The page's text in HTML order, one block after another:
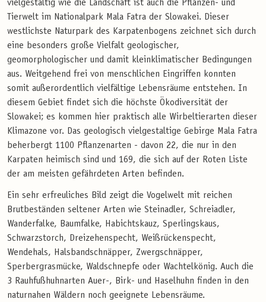
vielgestaltig wie die Landschaft ist auch die Pflanzen- und
Tierwelt im Nationalpark Mala Fatra der Slowakei. Dieser
westlichste Naturpark des Karpatenbogens zeichnet sich durch
eine besonders große Vielfalt geologischer,
geomorphologischer und damit kleinklimatischer Bedingungen
aus. Weitgehend frei von menschlichen Eingriffen konnten
somit außerordentlich vielfältige Lebensräume entstehen. In
diesem Gebiet findet sich die höchste Ökodiversität der
Slowakei; es kommen hier praktisch alle Wirbeltierarten dieser
Klimazone vor. Das geologisch vielgestaltige Gebirge Mala Fatra
beherbergt 1100 Pflanzenarten - davon 22, die nur in den
Karpaten heimisch sind und 169, die sich auf der Roten Liste
der am meisten gefährdeten Arten befinden.
Ein sehr erfreuliches Bild zeigt die Vogelwelt mit reichen
Brutbeständen seltener Arten wie Steinadler, Schreiadler,
Wanderfalke, Baumfalke, Habichtskauz, Sperlingskaus,
Schwarzstorch, Dreizehenspecht, Weißrückenspecht,
Wendehals, Halsbandschnäpper, Zwergschnäpper,
Sperbergrasmücke, Waldschnepfe oder Wachtelkönig. Auch die
3 Rauhfußhuhnarten Auer-, Birk- und Haselhuhn finden in den
naturnahen Wäldern noch geeignete Lebensräume.